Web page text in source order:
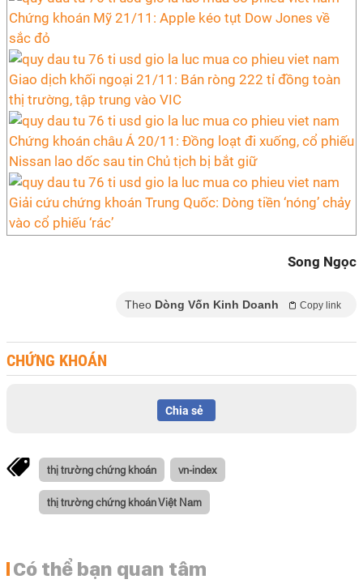
Chứng khoán Mỹ 21/11: Apple kéo tụt Dow Jones về
sắc đỏ
Giao dịch khối ngoại 21/11: Bán ròng 222 tỉ đồng toàn
thị trường, tập trung vào VIC
Chứng khoán châu Á 20/11: Đồng loạt đi xuống, cổ phiếu
Nissan lao dốc sau tin Chủ tịch bị bắt giữ
Giải cứu chứng khoán Trung Quốc: Dòng tiền ‘nóng’ chảy
vào cổ phiếu ‘rác’
Song Ngọc
Theo Dòng Vốn Kinh Doanh Copy link
CHỨNG KHOÁN
Chia sẻ
thị trường chứng khoán vn-index
thị trường chứng khoán Việt Nam
Có thể bạn quan tâm